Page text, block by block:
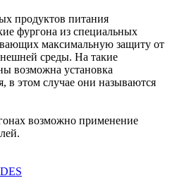
продуктов питания
фургона из специальных
максимальную защиту от
среды. На такие
возможна установка
в этом случае они называются
возможно применение